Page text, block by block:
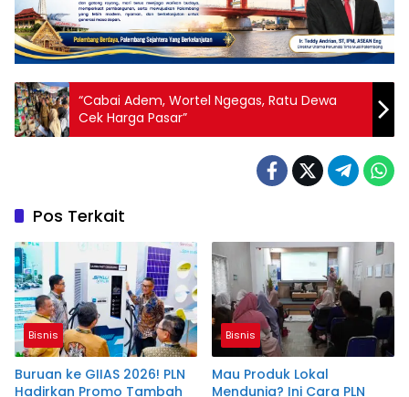
“Cabai Adem, Wortel Ngegas, Ratu Dewa
Cek Harga Pasar”
Pos Terkait
Bisnis
Buruan ke GIIAS 2026! PLN
Hadirkan Promo Tambah
Bisnis
Mau Produk Lokal
Mendunia? Ini Cara PLN